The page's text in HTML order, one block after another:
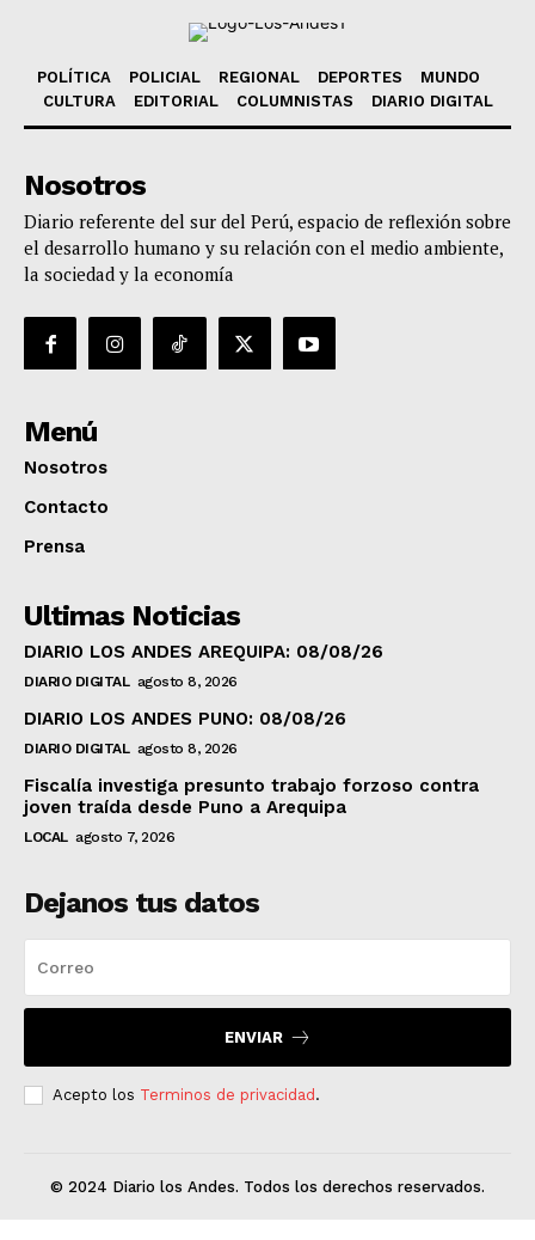
POLÍTICA POLICIAL REGIONAL DEPORTES
MUNDO
CULTURA
EDITORIAL COLUMNISTAS DIARIO DIGITAL
Nosotros
Diario referente del sur del Perú, espacio de reflexión sobre
el desarrollo humano y su relación con el medio ambiente,
la sociedad y la economía
Menú
Nosotros
Contacto
Prensa
Ultimas Noticias
DIARIO LOS ANDES AREQUIPA: 08/08/26
DIARIO DIGITAL agosto 8, 2026
DIARIO LOS ANDES PUNO: 08/08/26
DIARIO DIGITAL agosto 8, 2026
Fiscalía investiga presunto trabajo forzoso contra
joven traída desde Puno a Arequipa
LOCAL agosto 7, 2026
Dejanos tus datos
ENVIAR
Acepto los Terminos de privacidad .
© 2024 Diario los Andes. Todos los derechos reservados.